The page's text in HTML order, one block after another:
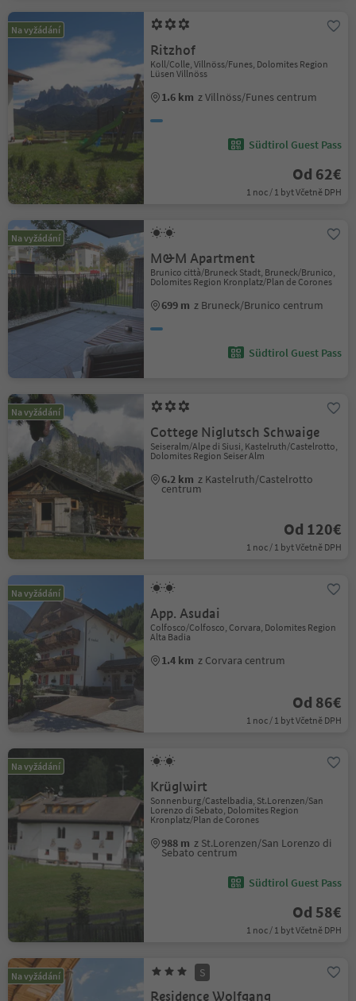
Na vyžádání
Ritzhof
Koll/Colle, Villnöss/Funes, Dolomites Region
Lüsen Villnöss
1.6 km z Villnöss/Funes centrum
Südtirol Guest Pass
Od 62€
1 noc / 1 byt Včetně DPH
Na vyžádání
M&M Apartment
Brunico città/Bruneck Stadt, Bruneck/Brunico,
Dolomites Region Kronplatz/Plan de Corones
699 m z Bruneck/Brunico centrum
Südtirol Guest Pass
Na vyžádání
Cottege Niglutsch Schwaige
Seiseralm/Alpe di Siusi, Kastelruth/Castelrotto,
Dolomites Region Seiser Alm
6.2 km z Kastelruth/Castelrotto
centrum
Od 120€
1 noc / 1 byt Včetně DPH
Na vyžádání
App. Asudai
Colfosco/Colfosco, Corvara, Dolomites Region
Alta Badia
1.4 km z Corvara centrum
Od 86€
1 noc / 1 byt Včetně DPH
Na vyžádání
Krüglwirt
Sonnenburg/Castelbadia, St.Lorenzen/San
Lorenzo di Sebato, Dolomites Region
Kronplatz/Plan de Corones
988 m z St.Lorenzen/San Lorenzo di
Sebato centrum
Südtirol Guest Pass
Od 58€
1 noc / 1 byt Včetně DPH
Na vyžádání S
Residence Wolfgang